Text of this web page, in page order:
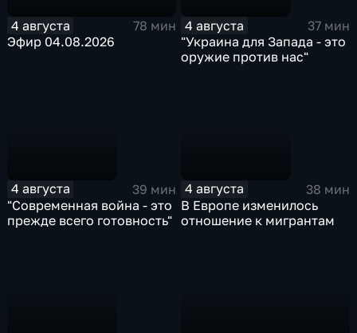
4 августа
78 мин
Эфир 04.08.2026
4 августа
37 мин
"Украина для Запада - это
оружие против нас"
4 августа
39 мин
"Современная война - это
прежде всего готовность"
4 августа
38 мин
В Европе изменилось
отношение к мигрантам